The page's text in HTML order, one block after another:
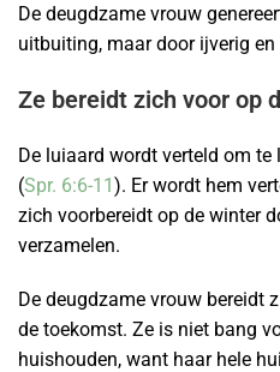
De deugdzame vrouw
uitbuiting, maar door ijverig en
Ze bereidt zich voor op
De luiaard wordt verteld om
(Spr. 6:6-11). Er wordt hem
zich voorbereidt op de winter
verzamelen.
De deugdzame vrouw bereidt
de toekomst. Ze is niet bang
huishouden, want haar hele